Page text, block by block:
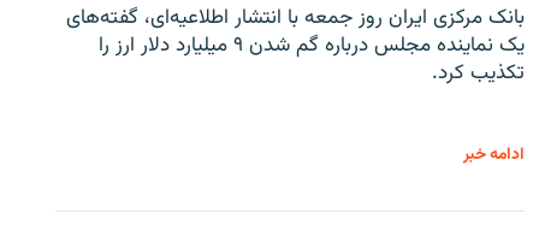
بانک مرکزی ایران روز جمعه با انتشار اطلاعیه‌ای، گفته‌های
یک نماینده مجلس درباره گم شدن ۹ میلیارد دلار ارز را
تکذیب کرد.
ادامه خبر